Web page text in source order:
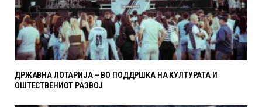
ДРЖАВНА ЛОТАРИЈА – ВО ПОДДРШКА НА КУЛТУРАТА И
ОШТЕСТВЕНИОТ РАЗВОЈ